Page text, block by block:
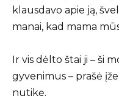
klausdavo apie ją,
manai, kad mama
Ir vis dėlto štai ji – ši
gyvenimus – prašė
nutikę.